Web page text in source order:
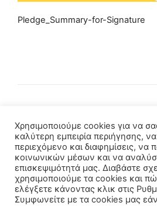
Pledge_Summary-for-Signature
Χρησιμοποιούμε cookies για να
καλύτερη εμπειρία περιήγησης,
περιεχόμενο και διαφημίσεις, να
κοινωνικών μέσων και να
επισκεψιμότητά μας. Διαβάστε
χρησιμοποιούμε τα cookies και
ελέγξετε κάνοντας κλικ στις
Συμφωνείτε με τα cookies μας